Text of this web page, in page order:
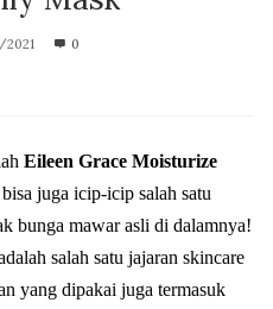
0
Eileen Grace Moisturize
juga icip-icip salah satu
bunga mawar asli di dalamnya!
salah satu jajaran skincare
yang dipakai juga termasuk